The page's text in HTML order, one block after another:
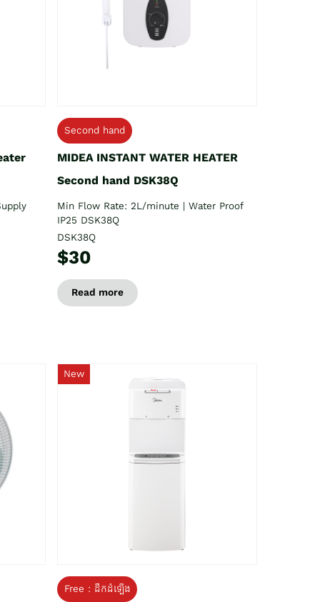
Second hand
MIDEA INSTANT WATER HEATER
Second hand DSK38Q
Min Flow Rate: 2L/minute | Water Proof
IP25 DSK38Q
DSK38Q
$30
Read more
New
Free : ដឹកដំឡើង